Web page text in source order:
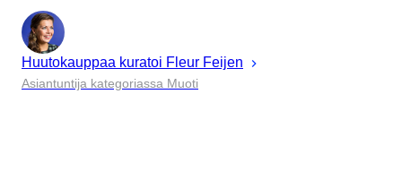
Huutokauppaa kuratoi Fleur Feijen
Asiantuntija kategoriassa Muoti